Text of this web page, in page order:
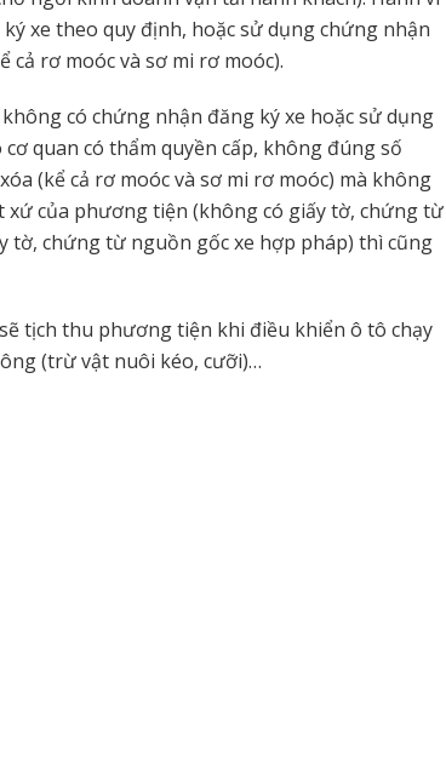
xe theo quy định, hoặc sử dụng chứng nhận
cả rơ moóc và sơ mi rơ moóc).
có chứng nhận đăng ký xe hoặc sử dụng
quan có thẩm quyền cấp, không đúng số
(kể cả rơ moóc và sơ mi rơ moóc) mà không
của phương tiện (không có giấy tờ, chứng từ
tờ, chứng từ nguồn gốc xe hợp pháp) thì cũng
tịch thu phương tiện khi điều khiển ô tô chạy
(trừ vật nuôi kéo, cưỡi)…